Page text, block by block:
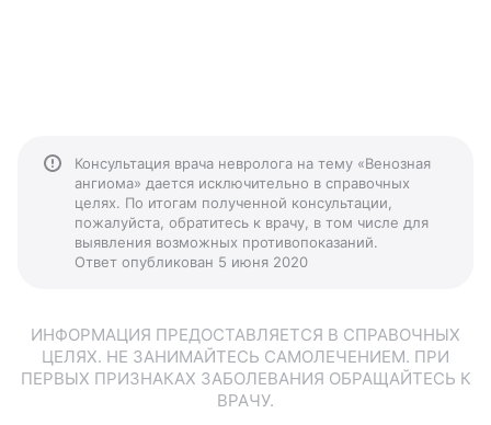
Консультация врача невролога на тему «Венозная
ангиома» дается исключительно в справочных
целях. По итогам полученной консультации,
пожалуйста, обратитесь к врачу, в том числе для
выявления возможных противопоказаний.
Ответ опубликован 5 июня 2020
ИНФОРМАЦИЯ ПРЕДОСТАВЛЯЕТСЯ В СПРАВОЧНЫХ
ЦЕЛЯХ. НЕ ЗАНИМАЙТЕСЬ САМОЛЕЧЕНИЕМ. ПРИ
ПЕРВЫХ ПРИЗНАКАХ ЗАБОЛЕВАНИЯ ОБРАЩАЙТЕСЬ К
ВРАЧУ.